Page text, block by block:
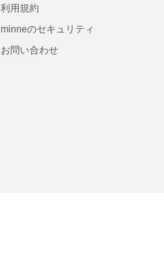
利用規約
minneのセキュリティ
お問い合わせ